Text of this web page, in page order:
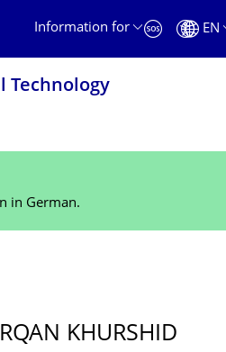
Information for
EN
Technology
in German.
KHURSHID